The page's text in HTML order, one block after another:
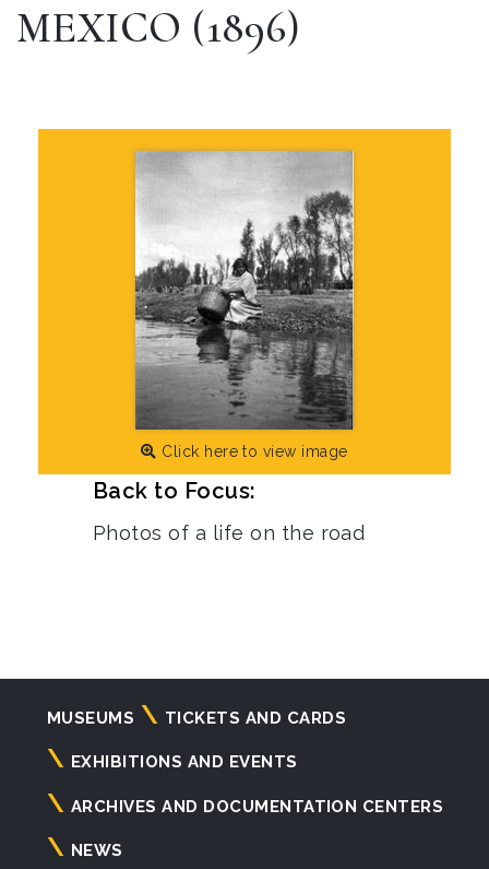
MEXICO (1896)
Click here to view image
Back to Focus:
Photos of a life on the road
Navigazione
principale
MUSEUMS TICKETS AND CARDS
EXHIBITIONS AND EVENTS
ARCHIVES AND DOCUMENTATION CENTERS
NEWS